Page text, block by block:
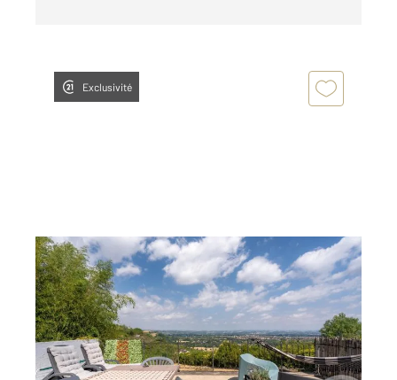
Exclusivité
ALBI 81
100 m2, 4 pièces
Ref : 13355
Maison à vendre
269 000 €